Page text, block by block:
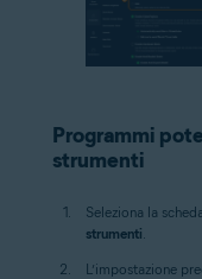
Programmi
strumenti
Seleziona la scheda
strumenti
L’impostazione